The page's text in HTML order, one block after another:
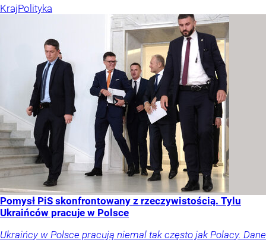
KrajPolityka
Pomysł PiS skonfrontowany z rzeczywistością. Tylu
Ukraińców pracuje w Polsce
Ukraińcy w Polsce pracują niemal tak często jak Polacy. Dane